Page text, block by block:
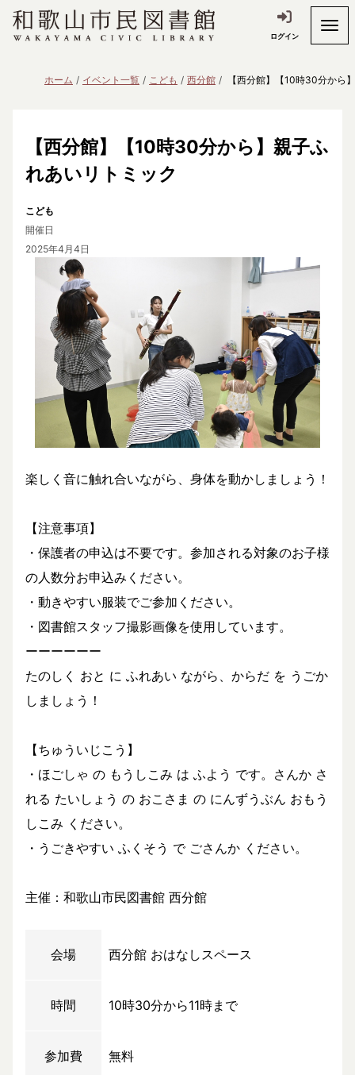
ログイン
ホーム イベント一覧 こども 西分館 【西分館】【10時30分から
【西分館】【10時30分から】親子ふ
れあいリトミック
こども
開催日
2025年4月4日
楽しく音に触れ合いながら、身体を動かしましょう！
【注意事項】
・保護者の申込は不要です。参加される対象のお子様
の人数分お申込みください。
・動きやすい服装でご参加ください。
・図書館スタッフ撮影画像を使用しています。
ーーーーーー
たのしく おと に ふれあい ながら、からだ を うごか
しましょう！
【ちゅういじこう】
・ほごしゃ の もうしこみ は ふよう です。さんか さ
れる たいしょう の おこさま の にんずうぶん おもう
しこみ ください。
・うごきやすい ふくそう で ごさんか ください。
主催：和歌山市民図書館 西分館
会場 西分館 おはなしスペース
時間 10時30分から11時まで
参加費 無料